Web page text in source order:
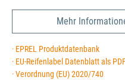
Mehr
· EPREL Produktdatenbank
· EU-Reifenlabel Datenblatt als
· Verordnung (EU) 2020/740